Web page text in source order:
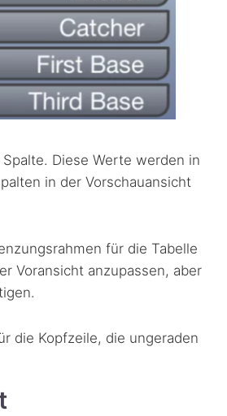
Diese Werte werden in
in der Vorschauansicht
für die Tabelle
Voransicht anzupassen, aber
die Kopfzeile, die ungeraden